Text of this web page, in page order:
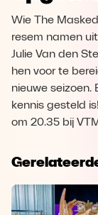
Wie The
resem namen
Julie Van den
hen voor te
nieuwe seizoen.
kennis gesteld
om 20.35 bij